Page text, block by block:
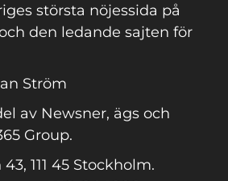
största nöjessida på
den ledande sajten för
Ström
av Newsner, ägs och
Group.
111 45 Stockholm.